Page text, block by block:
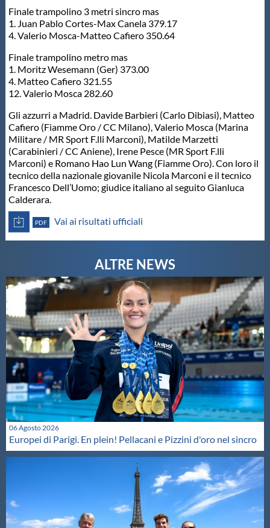
Mappa del sito
Finale trampolino 3 metri sincro mas
1. Juan Pablo Cortes-Max Canela 379.17
4. Valerio Mosca-Matteo Cafiero 350.64
Finale trampolino metro mas
1. Moritz Wesemann (Ger) 373.00
4. Matteo Cafiero 321.55
12. Valerio Mosca 282.60
Gli azzurri a Madrid. Davide Barbieri (Carlo Dibiasi), Matteo
Cafiero (Fiamme Oro / CC Milano), Valerio Mosca (Marina
Militare / MR Sport F.lli Marconi), Matilde Marzetti
(Carabinieri / CC Aniene), Irene Pesce (MR Sport F.lli
Marconi) e Romano Hao Lun Wang (Fiamme Oro). Con loro il
tecnico della nazionale giovanile Nicola Marconi e il tecnico
Francesco Dell’Uomo; giudice italiano al seguito Gianluca
Calderara.
PDF Vai ai risultati ufficiali
06 Agosto 2026
Europei di Parigi. En plein! Pellacani e Pizzini d'oro nel sincro